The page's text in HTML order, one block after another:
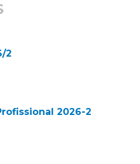
2
2026-2